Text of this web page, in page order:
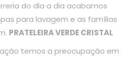
do dia a dia acabamos
para lavagem e as famílias
PRATELEIRA VERDE CRISTAL
temos a preocupação em